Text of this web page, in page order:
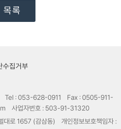
목록
수집거부
Tel :053-628-0911 Fax :0505-911-
사업자번호 : 503-91-31320
대로 1657 (감삼동)
개인정보보호책임자 :